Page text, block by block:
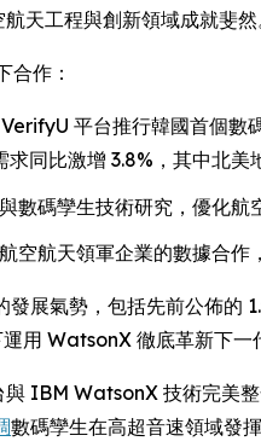
天工程與創新領域成就斐
合作：
平台推行韓國首個數
同比激增 3.8%，其中北美
數碼孿生技術研究，優化航
空航天領軍企業的數據合作
展氣勢，包括先前公佈的
用 WatsonX 徹底革新下一
IBM WatsonX 技術完美整
數碼孿生在高超音速領域發